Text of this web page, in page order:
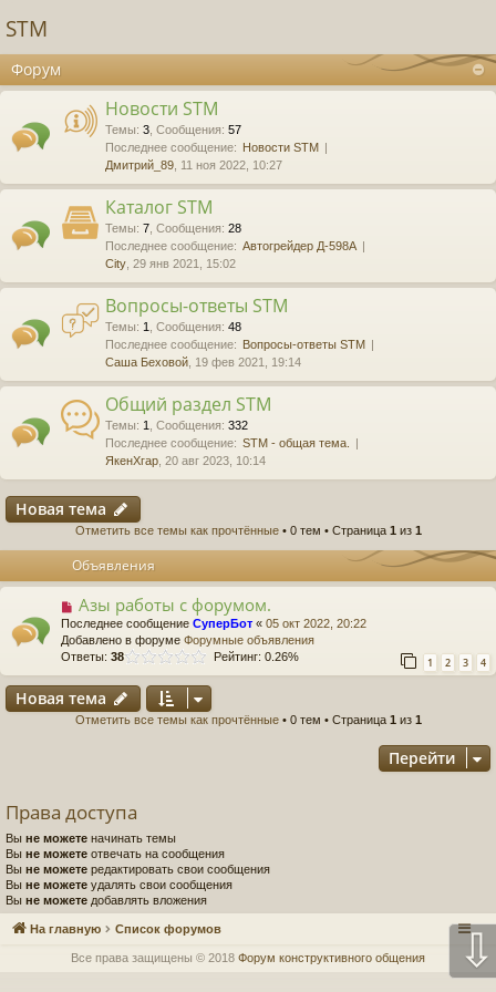
STM
Форум
Новости STM
Темы: 3, Сообщения: 57
Последнее сообщение:
Новости STM
Дмитрий_89, 11 ноя 2022, 10:27
Каталог STM
Темы: 7, Сообщения: 28
Последнее сообщение: Автогрейдер Д-598А
City, 29 янв 2021, 15:02
Вопросы-ответы STM
Темы: 1, Сообщения: 48
Последнее сообщение:
Вопросы-ответы STM
Саша Беховой, 19 фев 2021, 19:14
Общий раздел STM
Темы: 1, Сообщения: 332
Последнее сообщение: STM - общая тема.
ЯкенХгар, 20 авг 2023, 10:14
Новая тема
Отметить все темы как прочтённые• 0 тем • Страница 1из 1
Объявления
Азы работы с форумом.
Последнее сообщение СуперБот « 05 окт 2022, 20:22
Добавлено в форуме Форумные объявления
Ответы: 38 1 2 3 4
Рейтинг: 0.26%
Новая тема
Отметить все темы как прочтённые• 0 тем • Страница 1 из 1
Перейти
Права доступа
Вы не можете начинать темы
Вы не можете отвечать на сообщения
Вы не можете редактировать свои сообщения
Вы не можете удалять свои сообщения
Вы не можете добавлять вложения
На главную Список форумов
Все права защищены © 2018 Форум конструктивного общения ⇩